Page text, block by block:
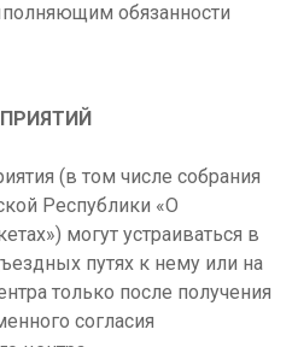
обязанности
(в том числе собрания
Республики «О
могут устраиваться в
путях к нему или на
только после получения
согласия